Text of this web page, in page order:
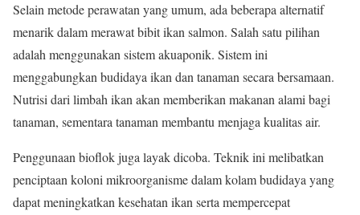
Selain metode perawatan yang umum, ada beberapa alternatif
menarik dalam merawat bibit ikan salmon. Salah satu pilihan
adalah menggunakan sistem akuaponik. Sistem ini
menggabungkan budidaya ikan dan tanaman secara bersamaan.
Nutrisi dari limbah ikan akan memberikan makanan alami bagi
tanaman, sementara tanaman membantu menjaga kualitas air.
Penggunaan bioflok juga layak dicoba. Teknik ini melibatkan
penciptaan koloni mikroorganisme dalam kolam budidaya yang
dapat meningkatkan kesehatan ikan serta mempercepat